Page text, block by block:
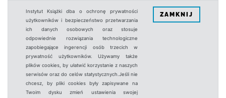
Instytut Książki dba o ochronę prywatności
użytkowników i bezpieczeństwo przetwarzania
ich danych osobowych oraz stosuje
odpowiednie rozwiązania technologiczne
zapobiegające ingerencji osób trzecich w
prywatność użytkowników. Używamy także
plików cookies, by ułatwić korzystanie z naszych
serwisów oraz do celów statystycznych.Jeśli nie
chcesz, by pliki cookies były zapisywane na
Twoim dysku zmień ustawienia swojej
ZAMKNIJ